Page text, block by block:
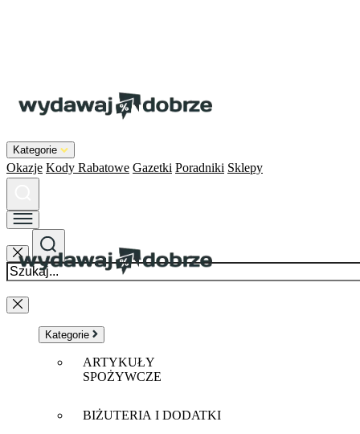
Kategorie
Okazje Kody Rabatowe Gazetki Poradniki Sklepy
Kategorie
ARTYKUŁY
SPOŻYWCZE
BIŻUTERIA I DODATKI